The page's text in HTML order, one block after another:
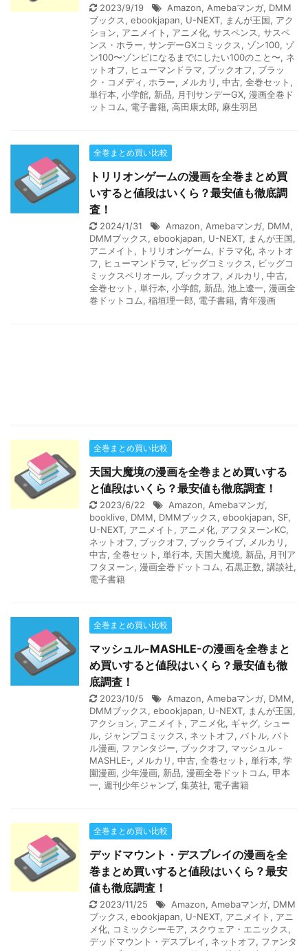
2023/9/19 Amazon, Amebaマンガ, DMM
ブックス, ebookjapan, U-NEXT, まんが王国, アク
ション, アニメイト , アニメ化, サスペンス, サスペ
ンス・ホラー, サンデーGXコミックス, ゾン100, ゾ
ン100〜ゾンビになるまでにしたい100のこと〜, ネ
ットオフ, ヒューマンドラマ, ブックオフ, ブラッ
ク・コメディ, ホラー, メルカリ , 中古, 全巻セット ,
単行本, 小学館, 新品, 月刊サンデーGX, 漫画全巻ド
ットコム, 電子書籍, 高田康太郎, 麻生羽呂
全巻まとめ買い比較
トリリオンゲームの漫画を全巻まとめ買
いすると値段はいくら？最安値も徹底調
査！
2024/1/31 Amazon, Amebaマンガ, DMM,
DMMブックス, ebookjapan, U-NEXT, まんが王国,
アニメイト , トリリオンゲーム, ドラマ化, ネットオ
フ, ヒューマンドラマ, ビッグコミックス, ビッグコ
ミックスペリオール, ブックオフ, メルカリ , 中古,
全巻セット , 単行本, 小学館, 新品, 池上遼一, 漫画全
巻ドットコム, 稲垣理一郎, 電子書籍, 青年漫画
全巻まとめ買い比較
天国大魔境の漫画を全巻まとめ買いする
と値段はいくら？最安値も徹底調査！
2023/6/22 Amazon, Amebaマンガ,
booklive, DMM, DMMブックス, ebookjapan, SF,
U-NEXT, アニメイト , アニメ化, アフタヌーンKC,
ネットオフ, ブックオフ, ブックライブ, メルカリ ,
中古, 全巻セット , 単行本, 天国大魔境, 新品, 月刊ア
フタヌーン, 漫画全巻ドットコム, 石黒正数, 講談社,
電子書籍
全巻まとめ買い比較
マッシュル-MASHLE-の漫画を全巻まと
め買いすると値段はいくら？最安値も徹
底調査！
2023/10/5 Amazon, Amebaマンガ, DMM,
DMMブックス, ebookjapan, U-NEXT, まんが王国,
アクション, アニメイト , アニメ化, ギャグ, シュー
ル, ジャンプコミックス, ネットオフ, バトル, バト
ル漫画, ファンタジー, ブックオフ, マッシュル -
MASHLE-, メルカリ , 中古, 全巻セット , 単行本, 学
園漫画, 少年漫画, 新品, 漫画全巻ドットコム, 甲本
一, 週刊少年ジャンプ, 集英社, 電子書籍
全巻まとめ買い比較
デッドマウント・デスプレイの漫画を全
巻まとめ買いすると値段はいくら？最安
値も徹底調査！
2023/11/25 Amazon, Amebaマンガ, DMM
ブックス, ebookjapan, U-NEXT, アニメイト , アニ
メ化, コミックシーモア, スクウェア・エニックス,
デッドマウント・デスプレイ, ネットオフ, ファンタ